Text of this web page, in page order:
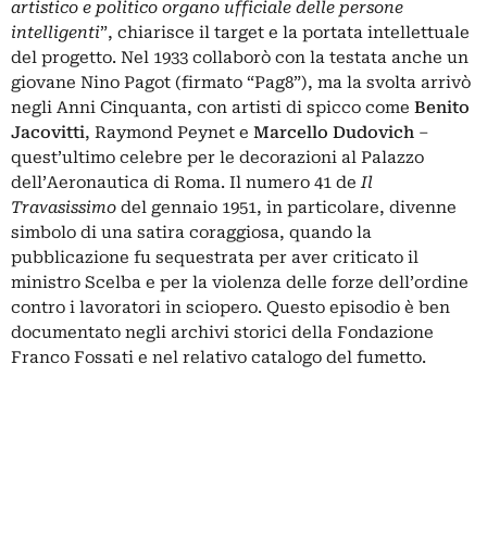
artistico e politico organo ufficiale delle persone
intelligenti”, chiarisce il target e la portata intellettuale
del progetto. Nel 1933 collaborò con la testata anche un
giovane Nino Pagot (firmato “Pag8”), ma la svolta arrivò
negli Anni Cinquanta, con artisti di spicco come Benito
Jacovitti, Raymond Peynet e Marcello Dudovich –
quest’ultimo celebre per le decorazioni al Palazzo
dell’Aeronautica di Roma. Il numero 41 deIl
Travasissimo del gennaio 1951, in particolare, divenne
simbolo di una satira coraggiosa, quando la
pubblicazione fu sequestrata per aver criticato il
ministro Scelba e per la violenza delle forze dell’ordine
contro i lavoratori in sciopero. Questo episodio è ben
documentato negli archivi storici della Fondazione
Franco Fossati e nel relativo catalogo del fumetto.